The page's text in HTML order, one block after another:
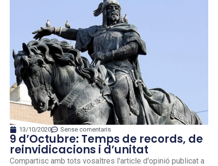
13/10/2020 Sense comentaris
9 d’Octubre: Temps de records, de
reinvidicacions i d’unitat
Compartisc amb tots vosaltres l'article d'opinió publicat a